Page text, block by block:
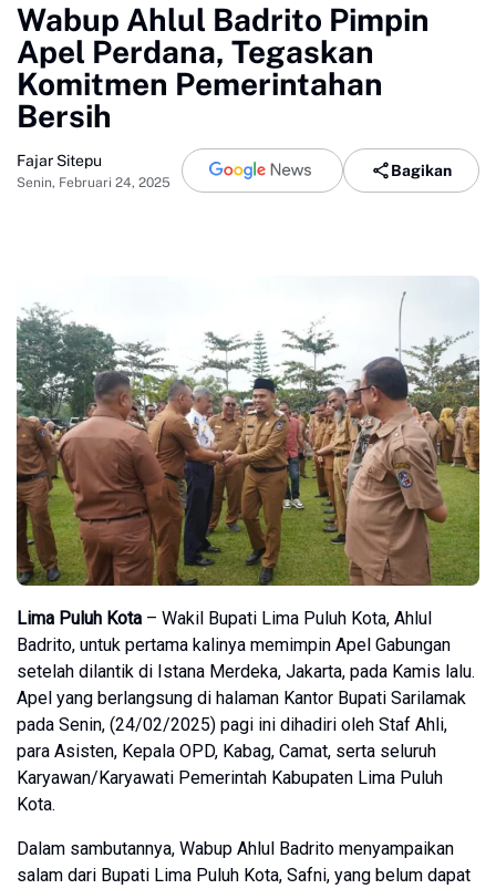
Wabup Ahlul Badrito Pimpin
Apel Perdana, Tegaskan
Komitmen Pemerintahan
Bersih
Fajar Sitepu
Senin, Februari 24, 2025
Bagikan
Lima Puluh Kota – Wakil Bupati Lima Puluh Kota, Ahlul
Badrito, untuk pertama kalinya memimpin Apel Gabungan
setelah dilantik di Istana Merdeka, Jakarta, pada Kamis lalu.
Apel yang berlangsung di halaman Kantor Bupati Sarilamak
pada Senin, (24/02/2025) pagi ini dihadiri oleh Staf Ahli,
para Asisten, Kepala OPD, Kabag, Camat, serta seluruh
Karyawan/Karyawati Pemerintah Kabupaten Lima Puluh
Kota.
Dalam sambutannya, Wabup Ahlul Badrito menyampaikan
salam dari Bupati Lima Puluh Kota, Safni, yang belum dapat